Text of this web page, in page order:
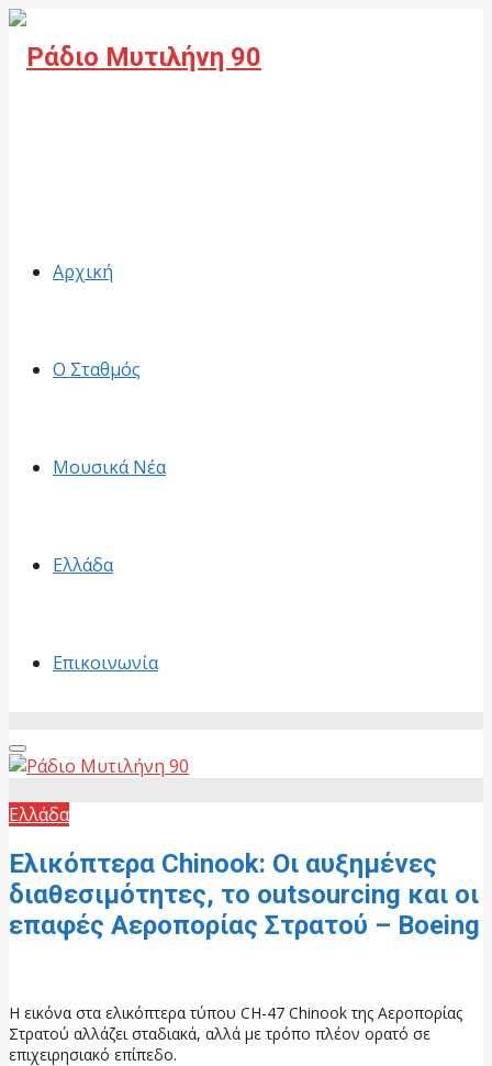
Αρχική
Ο Σταθμός
Μουσικά Νέα
Ελλάδα
Επικοινωνία
Primary
Menu
Ελλάδα
Ελικόπτερα Chinook: Οι αυξημένες
διαθεσιμότητες, το outsourcing και οι
επαφές Αεροπορίας Στρατού – Boeing
Η εικόνα στα ελικόπτερα τύπου CH-47 Chinook της Αεροπορίας
Στρατού αλλάζει σταδιακά, αλλά με τρόπο πλέον ορατό σε
επιχειρησιακό επίπεδο.